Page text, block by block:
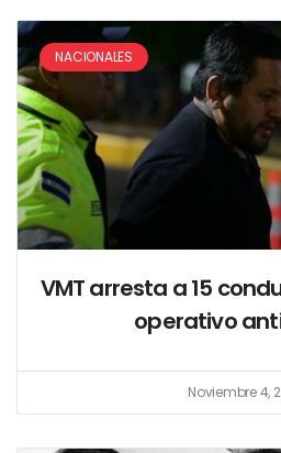
NACIONALES
VMT arresta a 15
operativo
Noviembre 4,